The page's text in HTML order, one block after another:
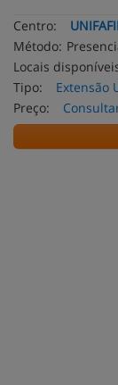
Centro:
Método:
Locais
Tipo:
Extensão
Preço: